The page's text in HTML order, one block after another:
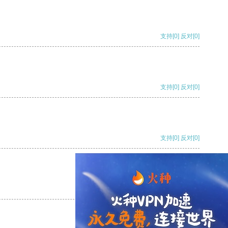
支持[0] 反对[0]
支持[0] 反对[0]
支持[0] 反对[0]